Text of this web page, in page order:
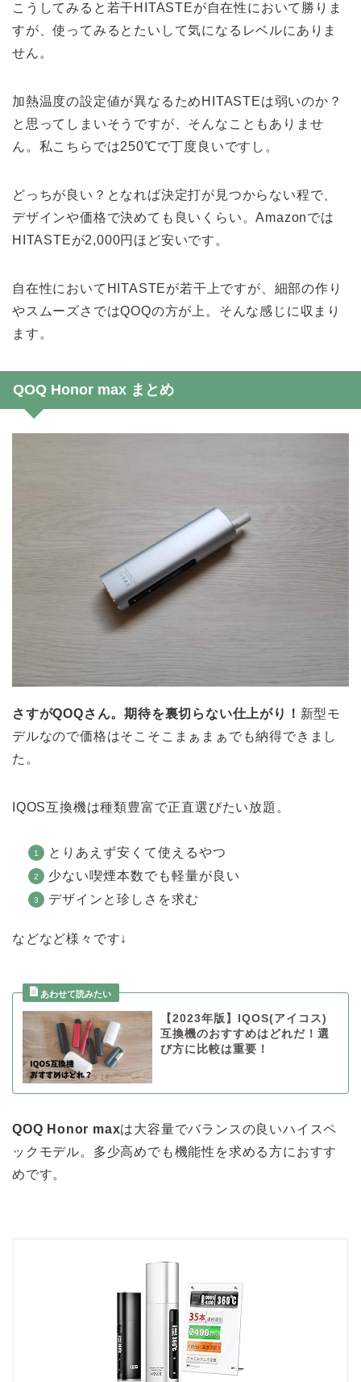
こうしてみると若干HITASTEが自在性において勝りま
すが、使ってみるとたいして気になるレベルにありま
せん。
加熱温度の設定値が異なるためHITASTEは弱いのか？
と思ってしまいそうですが、そんなこともありませ
ん。私こちらでは250℃で丁度良いですし。
どっちが良い？となれば決定打が見つからない程で、
デザインや価格で決めても良いくらい。Amazonでは
HITASTEが2,000円ほど安いです。
自在性においてHITASTEが若干上ですが、細部の作り
やスムーズさではQOQの方が上。そんな感じに収まり
ます。
QOQ Honor max まとめ
さすがQOQさん。期待を裏切らない仕上がり！ 新型モ
デルなので価格はそこそこまぁまぁでも納得できまし
た。
IQOS互換機は種類豊富で正直選びたい放題。
とりあえず安くて使えるやつ
少ない喫煙本数でも軽量が良い
デザインと珍しさを求む
などなど様々です↓
【2023年版】IQOS(アイコス)
互換機のおすすめはどれだ！選
び方に比較は重要！
QOQ Honor maxは大容量でバランスの良いハイスペ
ックモデル。多少高めでも機能性を求める方におすす
めです。